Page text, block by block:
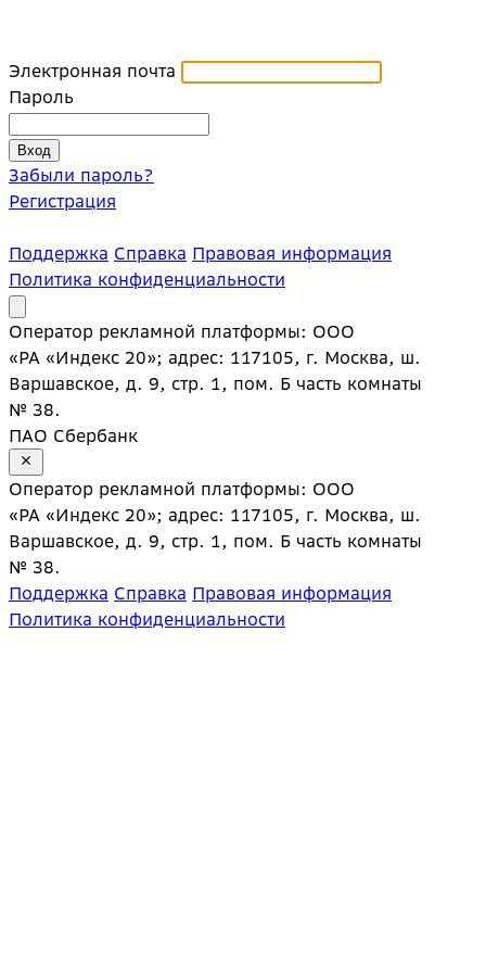
Электронная почта
Пароль
Забыли пароль?
Регистрация
Поддержка Справка Правовая информация
Политика конфиденциальности
Оператор рекламной платформы: ООО
«РА «Индекс 20»; адрес: 117105, г. Москва, ш.
Варшавское, д. 9, стр. 1, пом. Б часть комнаты
№ 38.
ПАО Сбербанк
Оператор рекламной платформы: ООО
«РА «Индекс 20»; адрес: 117105, г. Москва, ш.
Варшавское, д. 9, стр. 1, пом. Б часть комнаты
№ 38.
Поддержка Справка Правовая информация
Политика конфиденциальности